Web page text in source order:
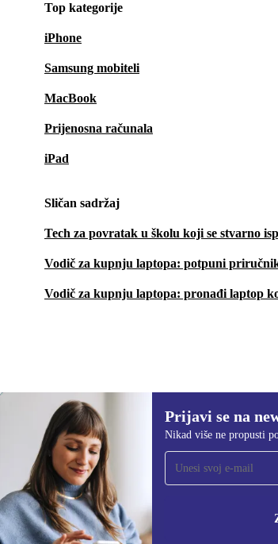
Top kategorije
iPhone
Samsung mobiteli
MacBook
Prijenosna računala
iPad
Sličan sadržaj
Tech za povratak u školu koji se stvarno
Vodič za kupnju laptopa: potpuni
Vodič za kupnju laptopa: pronađi laptop
428,99 € Prijavi se na
Nikad više ne propusti
Prijavi se na newsletter!
Nikad više ne propusti ponudu.